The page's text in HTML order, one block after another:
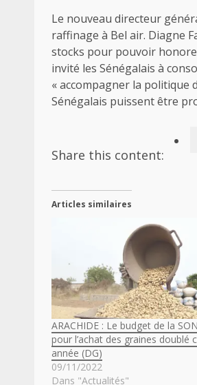
Le nouveau directeur
raffinage à Bel air. Diagne
stocks pour pouvoir
invité les Sénégalais à
« accompagner la politique
Sénégalais puissent être
Share this content:
Articles similaires
ARACHIDE : Le budget de la
pour l’achat des graines doublé
année (DG)
09/11/2022
Dans "Actualités"